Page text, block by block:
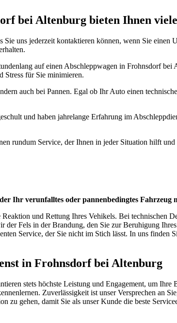
bei Altenburg bieten Ihnen
Sie uns jederzeit kontaktieren können, wenn Sie
auf einen Abschleppwagen in Frohnsdorf
Stress für Sie minimieren.
auch bei Pannen. Egal ob Ihr Auto einen
und haben jahrelange Erfahrung im
rundum Service, der Ihnen in jeder Situation hilft
Ihr verunfalltes oder pannenbedingtes
und Rettung Ihres Vehikels. Bei technischen
Fels in der Brandung, den Sie zur Beruhigung
Service, der Sie nicht im Stich lässt. In uns finden
in Frohnsdorf bei Altenburg
stets höchste Leistung und Engagement, um
Zuverlässigkeit ist unser Versprechen an
gehen, damit Sie als unser Kunde die beste